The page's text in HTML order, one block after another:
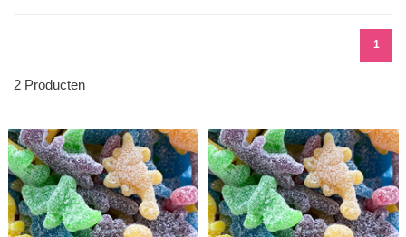
1
2 Producten